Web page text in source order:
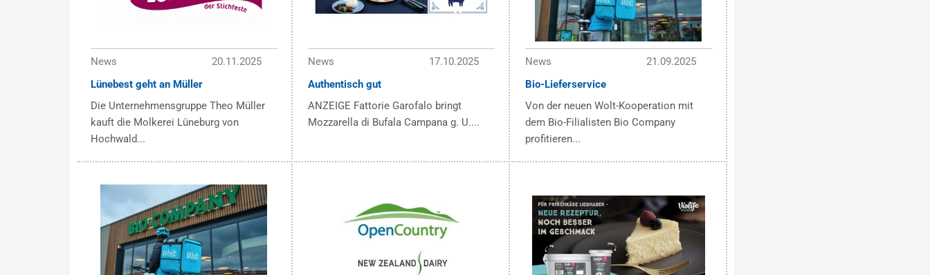
News
20.11.2025
Lünebest geht an Müller
Die Unternehmensgruppe Theo Müller
kauft die Molkerei Lüneburg von
Hochwald...
News
17.10.2025
Authentisch gut
ANZEIGE Fattorie Garofalo bringt
Mozzarella di Bufala Campana g. U....
News
21.09.2025
Bio-Lieferservice
Von der neuen Wolt-Kooperation mit
dem Bio-Filialisten Bio Company
profitieren...